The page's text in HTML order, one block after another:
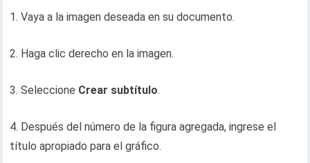
1. Vaya a la imagen deseada en su documento.
2. Haga clic derecho en la imagen.
3. Seleccione Crear subtítulo.
4. Después del número de la figura agregada, ingrese el
título apropiado para el gráfico.